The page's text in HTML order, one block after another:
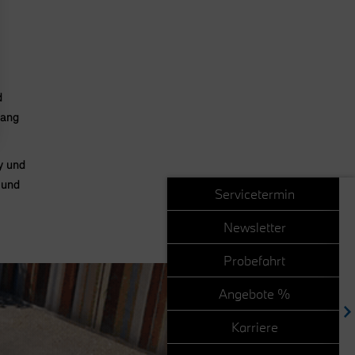
Servicetermin
Newsletter
Probefahrt
Angebote %
Karriere
und